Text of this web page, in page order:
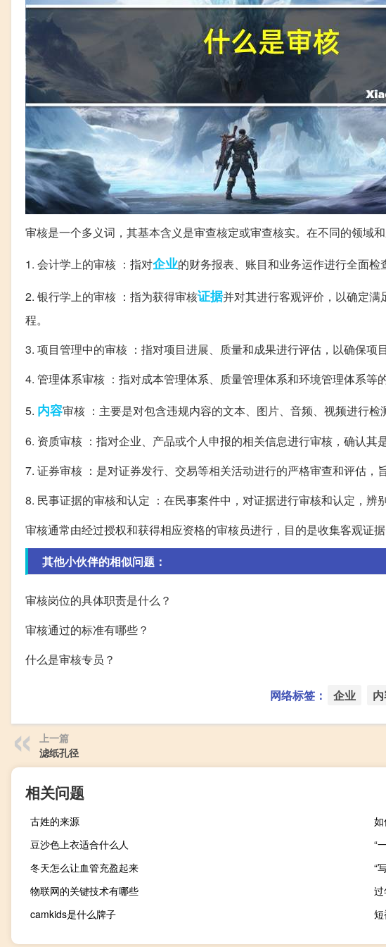
审核是一个多义词，其基本含义是审查核定或审查核实。在不同的领域
1. 会计学上的审核 ：指对企业的财务报表、账目和业务运作进行全面检
2. 银行学上的审核 ：指为获得审核证据并对其进行客观评价，以确定
程。
3. 项目管理中的审核 ：指对项目进展、质量和成果进行评估，以确保项
4. 管理体系审核 ：指对成本管理体系、质量管理体系和环境管理体系等
5. 内容审核 ：主要是对包含违规内容的文本、图片、音频、视频进行检
6. 资质审核 ：指对企业、产品或个人申报的相关信息进行审核，确认其
7. 证券审核 ：是对证券发行、交易等相关活动进行的严格审查和评估，
8. 民事证据的审核和认定 ：在民事案件中，对证据进行审核和认定，辨
审核通常由经过授权和获得相应资格的审核员进行，目的是收集客观证
其他小伙伴的相似问题：
审核岗位的具体职责是什么？
审核通过的标准有哪些？
什么是审核专员？
网络标签： 企业
上一篇
滤纸孔径
相关问题
古姓的来源
豆沙色上衣适合什么人
“
冬天怎么让血管充盈起来
“
物联网的关键技术有哪些
camkids是什么牌子